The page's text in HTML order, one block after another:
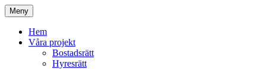
Meny
Hem
Våra projekt
Bostadsrätt
Hyresrätt